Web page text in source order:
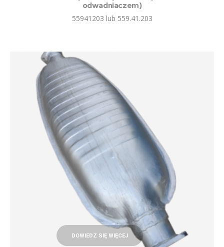
odwadniaczem)
55941203 lub 559.41.203
DOWIEDZ SIĘ WIĘCEJ